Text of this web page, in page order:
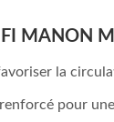
MANON
la
pour